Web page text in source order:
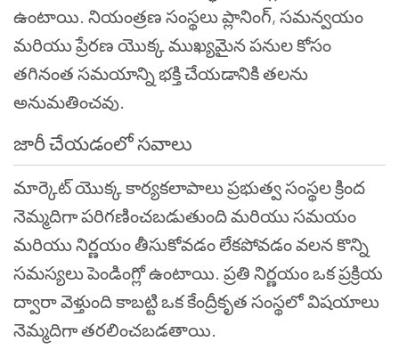
ఉంటాయి. నియంత్రణ సంస్థలు ప్లానింగ్, సమన్వయం
మరియు ప్రేరణ యొక్క ముఖ్యమైన పనుల కోసం
తగినంత సమయాన్ని భక్తి చేయడానికి తలను
అనుమతించవు.
జారీ చేయడంలో సవాలు
మార్కెట్ యొక్క కార్యకలాపాలు ప్రభుత్వ సంస్థల క్రింద
నెమ్మదిగా పరిగణించబడుతుంది మరియు సమయం
మరియు నిర్ణయం తీసుకోవడం లేకపోవడం వలన కొన్ని
సమస్యలు పెండింగ్లో ఉంటాయి. ప్రతి నిర్ణయం ఒక ప్రక్రియ
ద్వారా వెళ్తుంది కాబట్టి ఒక కేంద్రీకృత సంస్థలో విషయాలు
నెమ్మదిగా తరలించబడతాయి.